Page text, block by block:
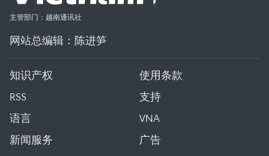
主管部门：越南通讯社
网站总编辑：陈进笋
知识产权
使用条款
RSS
支持
语言
VNA
新闻服务
广告